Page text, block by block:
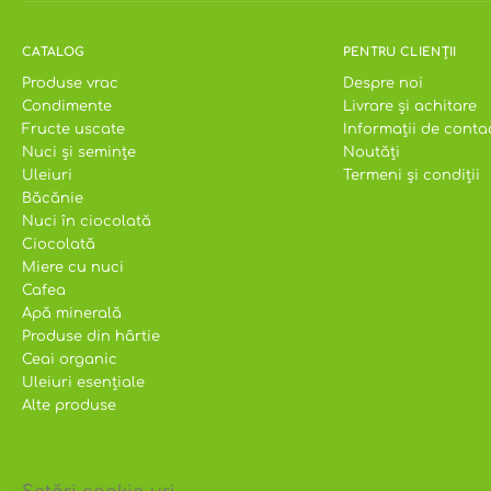
CATALOG
Produse vrac
Condimente
Fructe uscate
Nuci și semințe
Uleiuri
Băcănie
Nuci în ciocolată
Ciocolată
Miere cu nuci
Cafea
Apă minerală
Produse din hârtie
Ceai organic
Uleiuri esențiale
Alte produse
PENTRU CLIENȚII
Despre noi
Livrare și achitare
Informații de
Noutăți
Termeni și condiții